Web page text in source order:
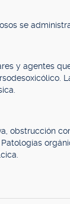
se
y agentes
obstrucción